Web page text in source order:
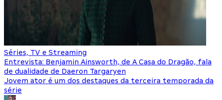
Séries, TV e Streaming
Entrevista: Benjamin Ainsworth, de A Casa do Dragão, fala
de dualidade de Daeron Targaryen
Jovem ator é um dos destaques da terceira temporada da
série